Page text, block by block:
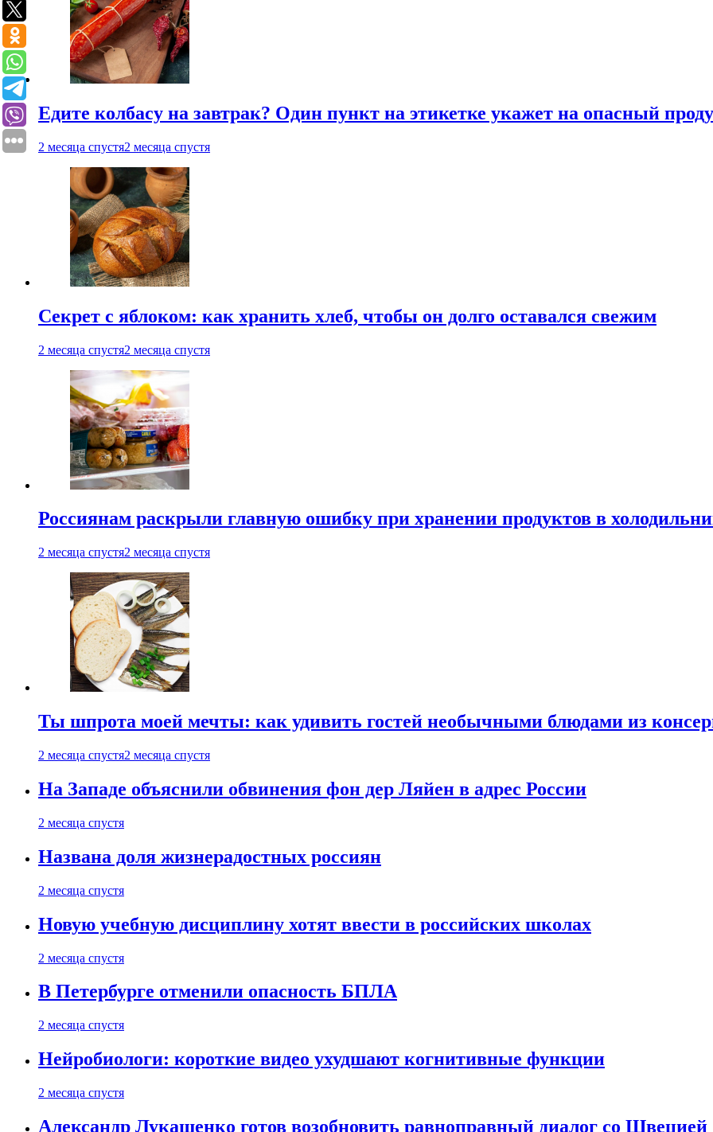
Едите колбасу на завтрак? Один пункт на этикетке укажет на опасный
2 месяца спустя2 месяца спустя
Секрет с яблоком: как хранить хлеб, чтобы он долго оставался свежим
2 месяца спустя2 месяца спустя
Россиянам раскрыли главную ошибку при хранении продуктов в
2 месяца спустя2 месяца спустя
Ты шпрота моей мечты: как удивить гостей необычными блюдами из
2 месяца спустя2 месяца спустя
На Западе объяснили обвинения фон дер Ляйен в адрес России
2 месяца спустя
Названа доля жизнерадостных россиян
2 месяца спустя
Новую учебную дисциплину хотят ввести в российских школах
2 месяца спустя
В Петербурге отменили опасность БПЛА
2 месяца спустя
Нейробиологи: короткие видео ухудшают когнитивные функции
2 месяца спустя
Александр Лукашенко готов возобновить равноправный диалог со Швецией